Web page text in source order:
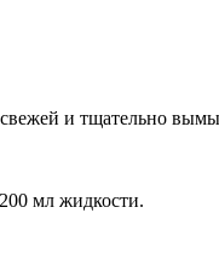
и тщательно
мл жидкости.